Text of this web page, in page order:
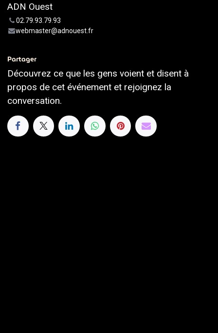
ADN Ouest
02.79.93.79.93
webmaster@adnouest.fr
Partager
Découvrez ce que les gens voient et disent à
propos de cet événement et rejoignez la
conversation.